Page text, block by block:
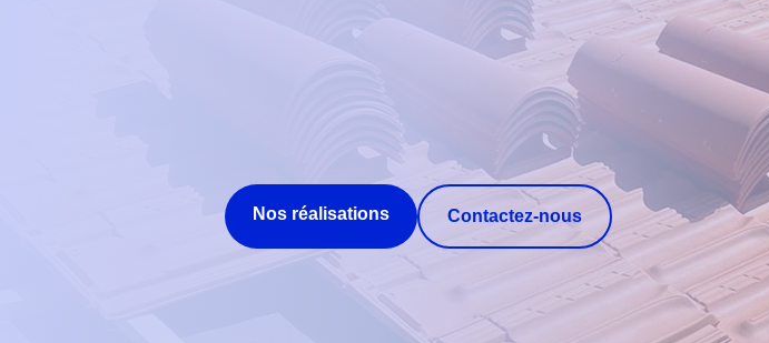
Nos réalisations Contactez-nous